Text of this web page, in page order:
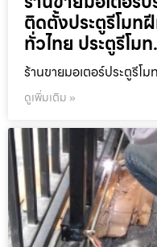
ติดตั้งประตูรีโมท
ทั่วไทย ประตูรีโม
ร้านขายมอเตอร์ประตูรีโ
ดูเพิ่มเติม »